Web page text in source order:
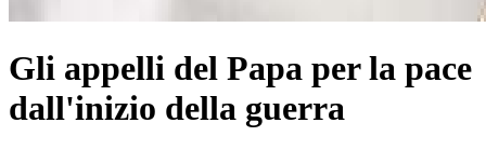
Gli appelli del Papa per la pace
dall'inizio della guerra